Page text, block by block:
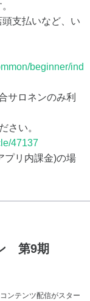
支払いなど、い
beginner/ind
サロネンのみ利
さい。
47137
プリ内課金)の場
第9期
ンテンツ配信がスター